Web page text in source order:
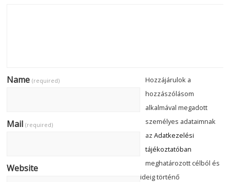
Name(required)
Mail(required)
Website
Hozzájárulok a
hozzászólásom
alkalmával megadott
személyes adataimnak
azAdatkezelési
tájékoztatóban
meghatározott célból és
ideig történő